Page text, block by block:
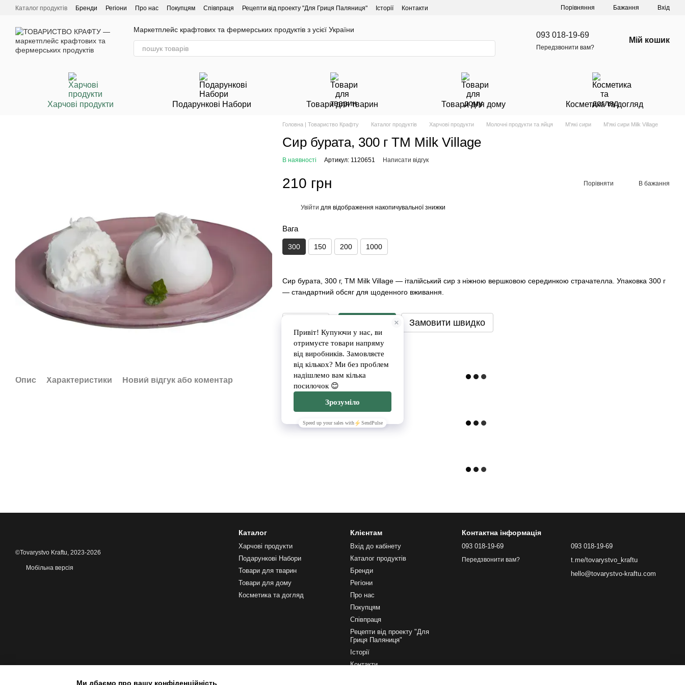
Перейти до основного контенту
Каталог продуктів Бренди Регіони Про нас Покупцям Співпраця Рецепти від проекту "Для Гриця Паляниця" Історії Контакти Порівняння Бажання Вхід
Маркетплейс крафтових та фермерських продуктів з усієї України
093 018-19-69
Передзвонити вам?
Мій кошик
Харчові продукти Подарункові Набори Товари для тварин Товари для дому Косметика та догляд
Опис Характеристики Новий відгук або коментар
Головна | Товариство Крафту Каталог продуктів Харчові продукти Молочні продукти та яйця М'які сири М'які сири Milk Village
Сир бурата, 300 г ТМ Milk Village
В наявності Артикул: 1120651 Написати відгук
210 грн Порівняти В бажання
Увійти для відображення накопичувальної знижки
Вага
300 150 200 1000
Сир бурата, 300 г, ТМ Milk Village — італійський сир з ніжною вершковою серединкою страчателла. Упаковка 300 г
— стандартний обсяг для щоденного вживання.
Замовити швидко
Доставка Оплата
©Tovarystvo Kraftu, 2023-2026
Мобільна версія
Каталог
Харчові продукти
Подарункові Набори
Товари для тварин
Товари для дому
Косметика та догляд
Клієнтам
Вхід до кабінету
Каталог продуктів
Бренди
Регіони
Про нас
Покупцям
Співпраця
Рецепти від проекту "Для
Гриця Паляниця"
Історії
Контакти
Контактна інформація
093 018-19-69
Передзвонити вам?
093 018-19-69
t.me/tovarystvo_kraftu
hello@tovarystvo-kraftu.com
Ми дбаємо про вашу конфіденційність